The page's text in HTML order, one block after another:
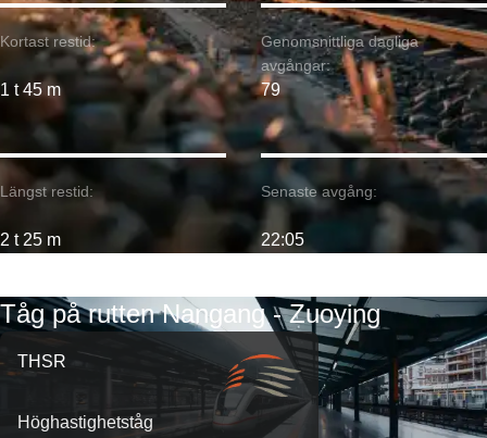
Kortast restid:
1 t 45 m
Längst restid:
2 t 25 m
Genomsnittliga dagliga
avgångar:
79
Senaste avgång:
22:05
Tåg på rutten Nangang - Zuoying
THSR
Höghastighetståg